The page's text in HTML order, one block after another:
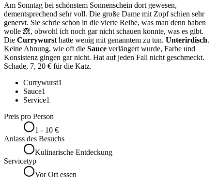
Am Sonntag bei schönstem Sonnenschein dort gewesen,
dementsprechend sehr voll. Die große Dame mit Zopf schien sehr
genervt. Sie schrie schon in die vierte Reihe, was man denn haben
wolle 🙈, obwohl ich noch gar nicht schauen konnte, was es gibt.
Die Currywurst hatte wenig mit genanntem zu tun. Unterirdisch.
Keine Ahnung, wie oft die Sauce verlängert wurde, Farbe und
Konsistenz gingen gar nicht. Hat auf jeden Fall nicht geschmeckt.
Schade, 7, 20 € für die Katz.
Currywurst1
Sauce1
Service1
Preis pro Person
1 - 10 €
Anlass des Besuchs
Kulinarische Entdeckung
Servicetyp
Vor Ort essen